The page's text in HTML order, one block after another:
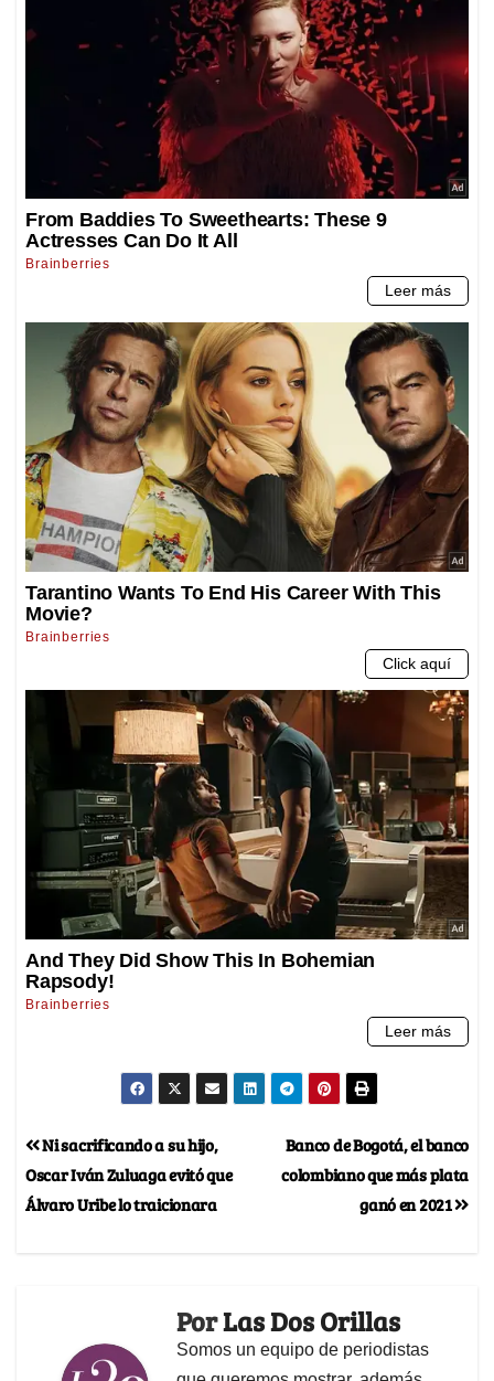
Banco de Bogotá, el banco
colombiano que más plata
ganó en 2021
Ni sacrificando a su hijo,
Oscar Iván Zuluaga evitó que
Álvaro Uribe lo traicionara
PorLas Dos Orillas
Somos un equipo de periodistas